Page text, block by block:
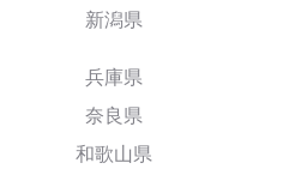
新潟県
兵庫県
奈良県
和歌山県